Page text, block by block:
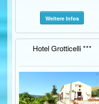
Weitere Infos
Hotel Grotticelli ***